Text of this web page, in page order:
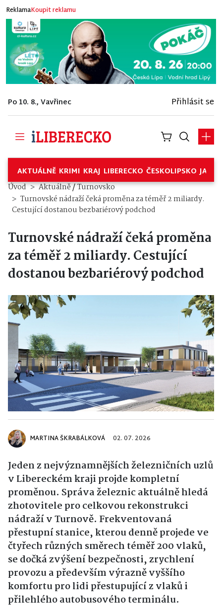
ReklamaKoupit reklamu
Po 10. 8., Vavřinec Přihlásit se
AKTUÁLNĚ KRIMI KRAJ LIBERECKO ČESKOLIPSKO
Úvod Aktuálně/Turnovsko
Turnovské nádraží čeká proměna za téměř 2 miliardy.
Cestující dostanou bezbariérový podchod
Turnovské nádraží čeká proměna
za téměř 2 miliardy. Cestující
dostanou bezbariérový podchod
MARTINA ŠKRABÁLKOVÁ 02. 07. 2026
Jeden z nejvýznamnějších železničních uzlů
v Libereckém kraji projde kompletní
proměnou. Správa železnic aktuálně hledá
zhotovitele pro celkovou rekonstrukci
nádraží v Turnově. Frekventovaná
přestupní stanice, kterou denně projede ve
čtyřech různých směrech téměř 200 vlaků,
se dočká zvýšení bezpečnosti, zrychlení
provozu a především výrazně vyššího
komfortu pro lidi přestupující z vlaků i
přilehlého autobusového terminálu.